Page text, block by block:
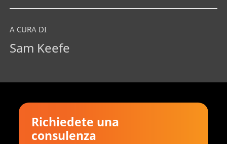
A CURA DI
Sam Keefe
Richiedete una
consulenza